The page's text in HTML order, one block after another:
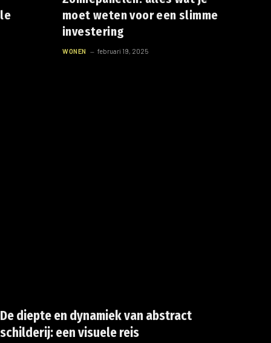
moet weten voor een slimme
investering
WONEN februari 19, 2025
De diepte en dynamiek van abstract
schilderij: een visuele reis